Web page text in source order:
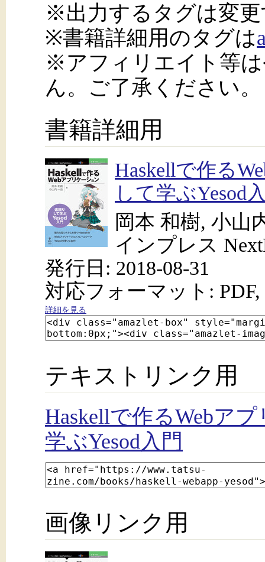
※出力するタグは変
※書籍詳細用のタグは
※アフィリエイト等
ん。ご了承ください。
書籍詳細用
Haskellで作る
して学ぶYesod
岡本 和樹, 小山
インプレス
発行日: 2018-08-31
対応フォーマット: PDF,
詳細を見る
テキストリンク用
Haskellで作るWebア
学ぶYesod入門
画像リンク用